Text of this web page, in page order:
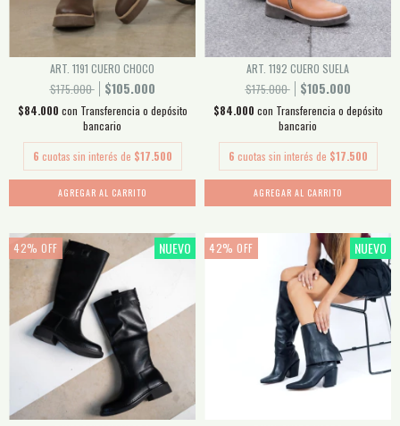
ART. 1191 CUERO CHOCO
$175.000
$105.000
$84.000 con Transferencia o depósito
bancario
6 cuotas sin interés de $17.500
AGREGAR AL CARRITO
ART. 1192 CUERO SUELA
$175.000
$105.000
$84.000 con Transferencia o depósito
bancario
6 cuotas sin interés de $17.500
AGREGAR AL CARRITO
42% OFF NUEVO 42% OFF NUEVO